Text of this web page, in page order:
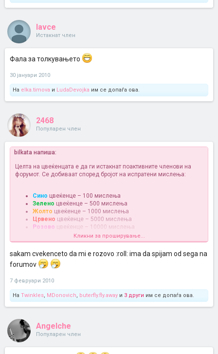
lavce
Истакнат член
Фала за толкувањето
30 јануари 2010
На elka.timova и LudaDevojka им се допаѓа ова.
2468
Популарен член
bilkata напиша:
Целта на цвеќенцата е да ги истакнат поактивните членови на
форумот. Се добиваат според бројот на испратени мислења:
Сино цвеќенце – 100 мислења
Зелено цвеќенце – 500 мислења
Жолто цвеќенце – 1000 мислења
Црвено цвеќенце – 5000 мислења
Розово цвеќенце – 10000 мислења
Поздрав
Кликни за проширување...
sakam cvekenceto da mi e rozovo :roll: ima da spijam od sega na
forumov
7 февруари 2010
На Twinkles, MDonovich, buterfly.fly.away и 3 други им се допаѓа ова.
Angelche
Популарен член